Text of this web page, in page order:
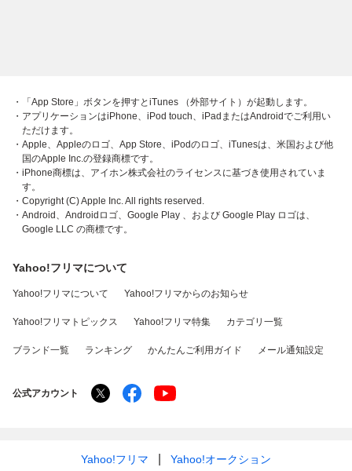
・「App Store」ボタンを押すとiTunes （外部サイト）が起動します。
・アプリケーションはiPhone、iPod touch、iPadまたはAndroidでご利用い
ただけます。
・Apple、Appleのロゴ、App Store、iPodのロゴ、iTunesは、米国および他
国のApple Inc.の登録商標です。
・iPhone商標は、アイホン株式会社のライセンスに基づき使用されていま
す。
・Copyright (C) Apple Inc. All rights reserved.
・Android、Androidロゴ、Google Play 、および Google Play ロゴは、
Google LLC の商標です。
Yahoo!フリマについて
Yahoo!フリマについて Yahoo!フリマからのお知らせ
Yahoo!フリマトピックス Yahoo!フリマ特集 カテゴリ一覧
ブランド一覧 ランキング かんたんご利用ガイド メール通知設定
公式アカウント
Yahoo!フリマ Yahoo!オークション